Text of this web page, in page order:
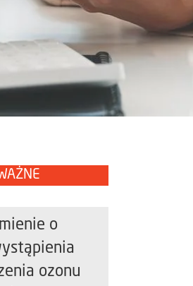
o
ozonu